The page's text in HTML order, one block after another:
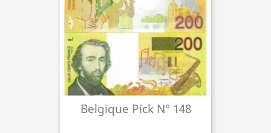
Belgique Pick N° 148